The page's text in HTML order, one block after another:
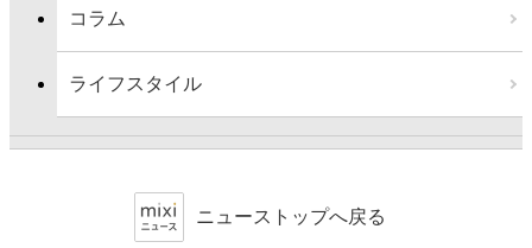
コラム
ライフスタイル
ニューストップへ戻る